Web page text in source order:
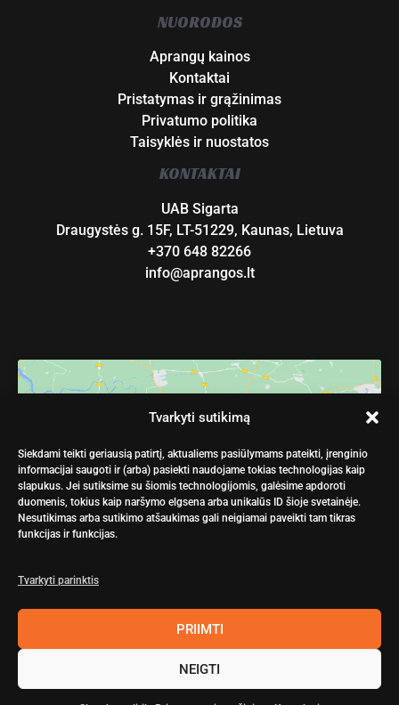
Tvarkyti sutikimą
Siekdami teikti geriausią patirtį, aktualiems pasiūlymams pateikti, įrenginio
informacijai saugoti ir (arba) pasiekti naudojame tokias technologijas kaip
slapukus. Jei sutiksime su šiomis technologijomis, galėsime apdoroti
duomenis, tokius kaip naršymo elgsena arba unikalūs ID šioje svetainėje.
Nesutikimas arba sutikimo atšaukimas gali neigiamai paveikti tam tikras
funkcijas ir funkcijas.
Tvarkyti parinktis
PRIIMTI
NEIGTI
NUORODOS
Aprangų kainos
Kontaktai
Pristatymas ir grąžinimas
Privatumo politika
Taisyklės ir nuostatos
KONTAKTAI
UAB Sigarta
Draugystės g. 15F, LT-51229, Kaunas, Lietuva
+370 648 82266
info@aprangos.lt
Spustelėkite „Sutinku“, kad įgalintumėte
Google maps
Slapukų politika
SUTINKU